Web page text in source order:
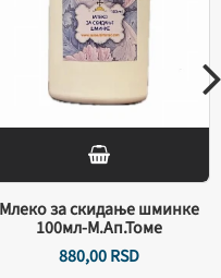
Млеко за скидање шминке
100мл-М.Ап.Томе
880,00RSD